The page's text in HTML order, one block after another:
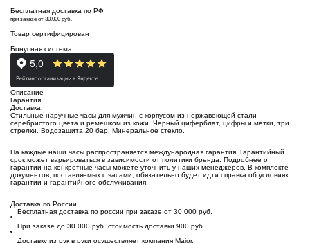
Бесплатная доставка по РФ
при заказе от 30.000 руб.
Товар сертифицирован
Бонусная система
Описание
Гарантия
Доставка
Стильные наручные часы для мужчин с корпусом из нержавеющей стали
серебристого цвета и ремешком из кожи. Черный циферблат, цифры и метки, три
стрелки. Водозащита 20 бар. Минеральное стекло.
На каждые наши часы распространяется международная гарантия. Гарантийный
срок может варьироваться в зависимости от политики бренда. Подробнее о
гарантии на конкретные часы можете уточнить у наших менеджеров. В комплекте
документов, поставляемых с часами, обязательно будет идти справка об условиях
гарантии и гарантийного обслуживания.
Доставка по России
Бесплатная доставка по россии при заказе от 30 000 руб.
При заказе до 30 000 руб. стоимость доставки 900 руб.
Доставку из рук в руки осуществляет компания Major.